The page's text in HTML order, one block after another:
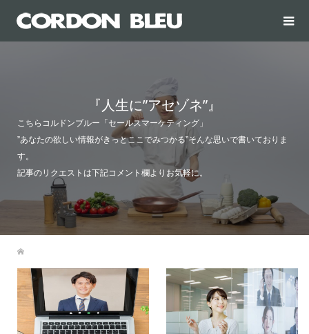
『人生に”アセゾネ”』
こちらコルドンブルー「セールスマーケティング」
”あなたの欲しい情報がきっとここでみつかる”そんな思いで書いておりま
す。
記事のリクエストは下記コメント欄よりお気軽に。